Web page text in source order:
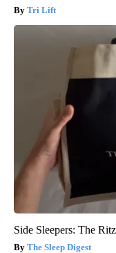
Tri Lift
Side Sleepers: The
The Sleep Digest